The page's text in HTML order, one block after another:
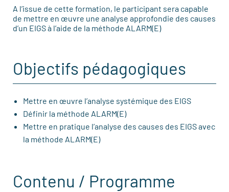
A l’issue de cette formation, le participant sera capable
de mettre en œuvre une analyse approfondie des causes
d’un EIGS à l’aide de la méthode ALARM(E)
Objectifs pédagogiques
Mettre en œuvre l’analyse systémique des EIGS
Définir la méthode ALARM(E)
Mettre en pratique l’analyse des causes des EIGS avec
la méthode ALARM(E)
Contenu / Programme